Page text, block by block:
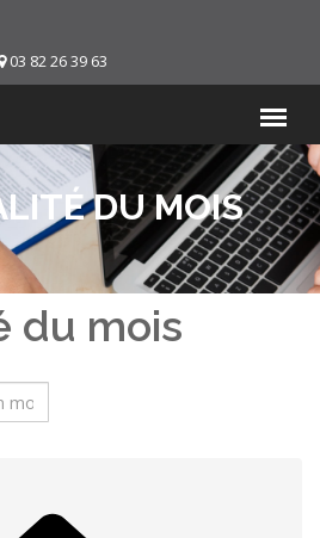
03 82 26 39 63
DU MOIS
du mois